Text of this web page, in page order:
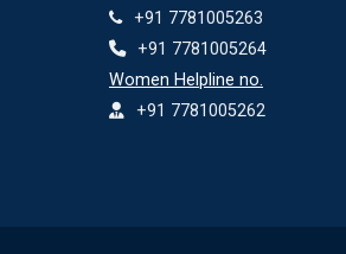
+91 7781005263
+91 7781005264
Women Helpline no.
+91 7781005262